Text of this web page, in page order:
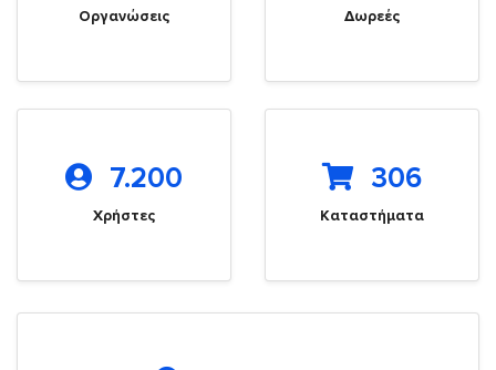
Οργανώσεις Δωρεές
7.200
Χρήστες
306
Καταστήματα